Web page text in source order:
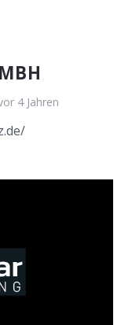
4 Jahren